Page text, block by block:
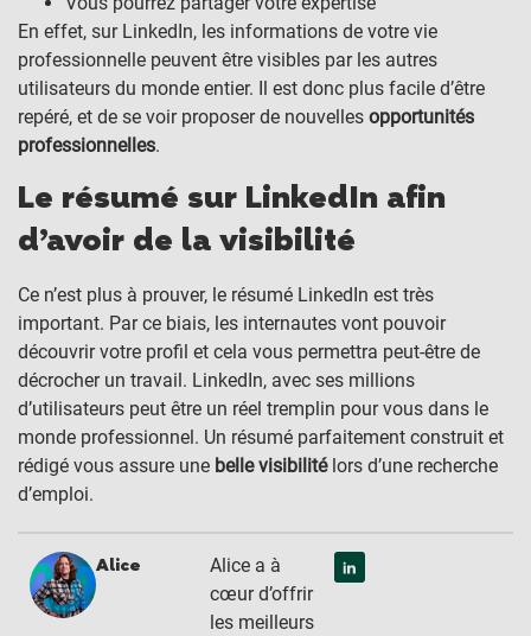
En effet, sur LinkedIn, les informations de votre vie
professionnelle peuvent être visibles par les autres
utilisateurs du monde entier. Il est donc plus facile d’être
repéré, et de se voir proposer de nouvelles opportunités
professionnelles.
Le résumé sur LinkedIn afin
d’avoir de la visibilité
Ce n’est plus à prouver, le résumé LinkedIn est très
important. Par ce biais, les internautes vont pouvoir
découvrir votre profil et cela vous permettra peut-être de
décrocher un travail. LinkedIn, avec ses millions
d’utilisateurs peut être un réel tremplin pour vous dans le
monde professionnel. Un résumé parfaitement construit et
rédigé vous assure une belle visibilitélors d’une recherche
d’emploi.
Alice
Alice a à
cœur d’offrir
les meilleurs